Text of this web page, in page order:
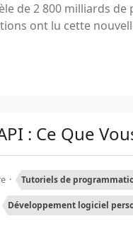
de 2 800 milliards
ont lu cette
: Ce Que
Tutoriels de
Développement logiciel